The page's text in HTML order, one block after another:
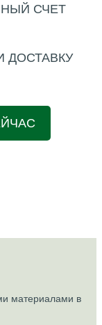
СЧЕТ
ДОСТАВКУ
материалами в